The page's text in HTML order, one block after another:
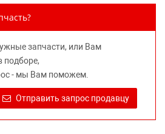
запасных частей для
товарных знаков.
покупателю необходимую и
о товаре, предлагаемом к
возможность их правильного
(изготовителя) Законом
запчасти, или Вам
подборе,
- мы Вам поможем.
Отправить запрос продавцу